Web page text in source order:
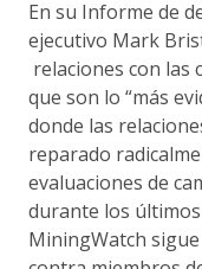
En su Informe de
ejecutivo Mark
relaciones con las
que son lo “más
donde las
reparado
evaluaciones de
durante los
MiningWatch